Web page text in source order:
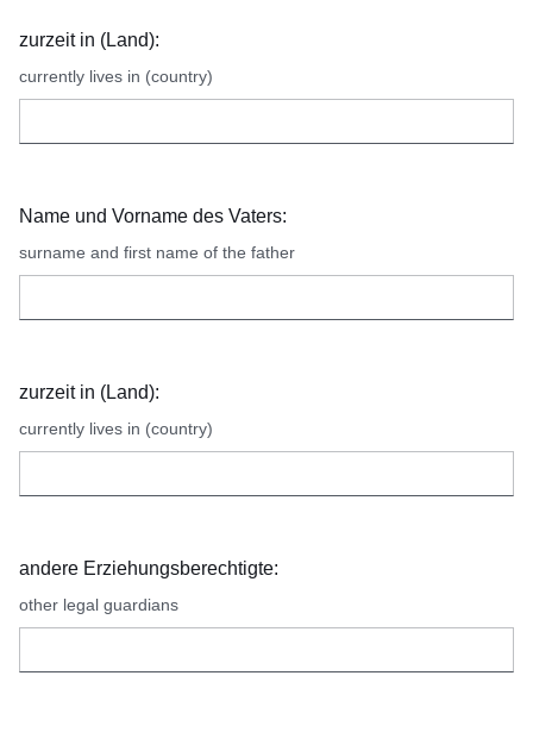
zurzeit in (Land):
currently lives in (country)
Name und Vorname des Vaters:
surname and first name of the father
zurzeit in (Land):
currently lives in (country)
andere Erziehungsberechtigte:
other legal guardians